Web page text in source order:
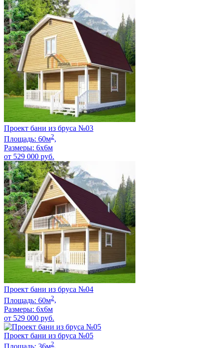
Проект бани из бруса №03
Площадь: 60м2,
Размеры: 6х6м
от 529 000 руб.
Проект бани из бруса №04
Площадь: 60м2,
Размеры: 6х6м
от 529 000 руб.
Проект бани из бруса №05
Площадь: 36м2,